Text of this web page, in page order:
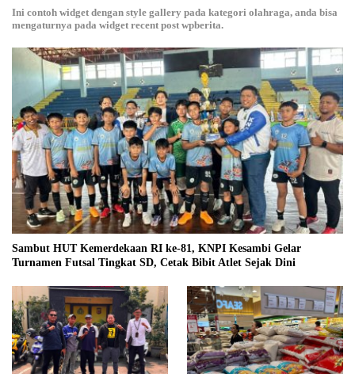
Ini contoh widget dengan style gallery pada kategori olahraga, anda bisa
mengaturnya pada widget recent post wpberita.
Sambut HUT Kemerdekaan RI ke-81, KNPI Kesambi Gelar
Turnamen Futsal Tingkat SD, Cetak Bibit Atlet Sejak Dini